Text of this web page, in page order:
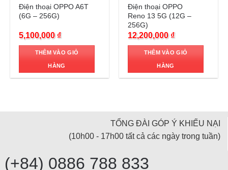
Điện thoại OPPO A6T
(6G – 256G)
5,100,000 ₫
THÊM VÀO GIỎ
HÀNG
Điện thoại OPPO
Reno 13 5G (12G –
256G)
12,200,000 ₫
THÊM VÀO GIỎ
HÀNG
TỔNG ĐÀI GÓP Ý KHIẾU NẠI
(10h00 - 17h00 tất cả các ngày trong tuần)
(+84) 0886 788 833